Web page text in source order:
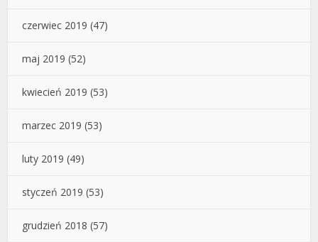
czerwiec 2019 (47)
maj 2019 (52)
kwiecień 2019 (53)
marzec 2019 (53)
luty 2019 (49)
styczeń 2019 (53)
grudzień 2018 (57)